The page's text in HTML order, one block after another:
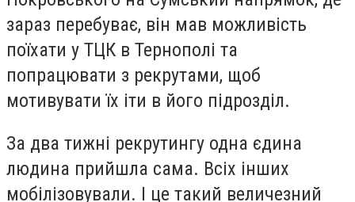
зараз перебуває, він мав можливість
поїхати у ТЦК в Тернополі та
попрацювати з рекрутами, щоб
мотивувати їх іти в його підрозділ.
За два тижні рекрутингу одна єдина
людина прийшла сама. Всіх інших
мобілізовували. І це такий величезний